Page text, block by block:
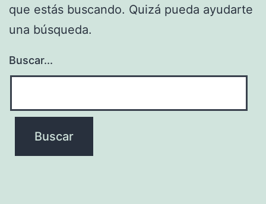
que estás buscando. Quizá pueda ayudarte
una búsqueda.
Buscar...